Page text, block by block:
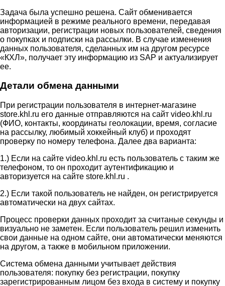
Задача была успешно решена. Сайт обменивается
информацией в режиме реального времени, передавая
авторизации, регистрации новых пользователей, сведения
о покупках и подписки на рассылки. В случае изменения
данных пользователя, сделанных им на другом ресурсе
«КХЛ», получает эту информацию из SAP и актуализирует
ее.
Детали обмена данными
При регистрации пользователя в интернет-магазине
store.khl.ru его данные отправляются на сайт video.khl.ru
(ФИО, контакты, координаты геолокации, время, согласие
на рассылку, любимый хоккейный клуб) и проходят
проверку по номеру телефона. Далее два варианта:
1.) Если на сайте video.khl.ru есть пользователь с таким же
телефоном, то он проходит аутентификацию и
авторизуется на сайте store.khl.ru .
2.) Если такой пользователь не найден, он регистрируется
автоматически на двух сайтах.
Процесс проверки данных проходит за считаные секунды и
визуально не заметен. Если пользователь решил изменить
свои данные на одном сайте, они автоматически меняются
на другом, а также в мобильном приложении.
Система обмена данными учитывает действия
пользователя: покупку без регистрации, покупку
зарегистрированным лицом без входа в систему и покупку